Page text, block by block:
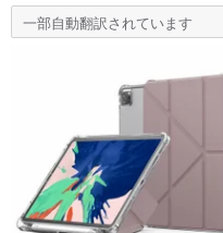
一部自動翻訳されています